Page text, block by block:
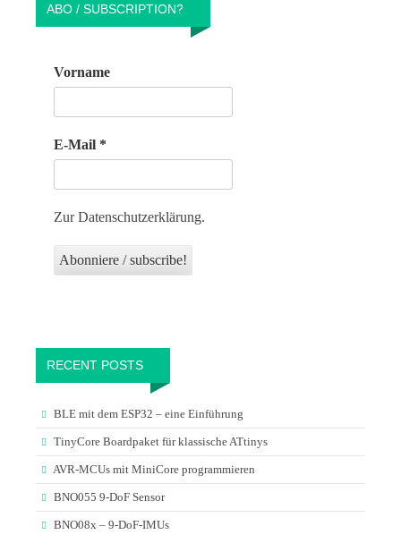
ABO / SUBSCRIPTION?
Vorname
E-Mail *
Zur Datenschutzerklärung.
RECENT POSTS
BLE mit dem ESP32 – eine Einführung
TinyCore Boardpaket für klassische ATtinys
AVR-MCUs mit MiniCore programmieren
BNO055 9-DoF Sensor
BNO08x – 9-DoF-IMUs